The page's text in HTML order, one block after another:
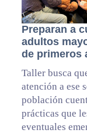
Preparan a
adultos
de primeros
Taller busca
atención a ese
población
prácticas que
eventuales